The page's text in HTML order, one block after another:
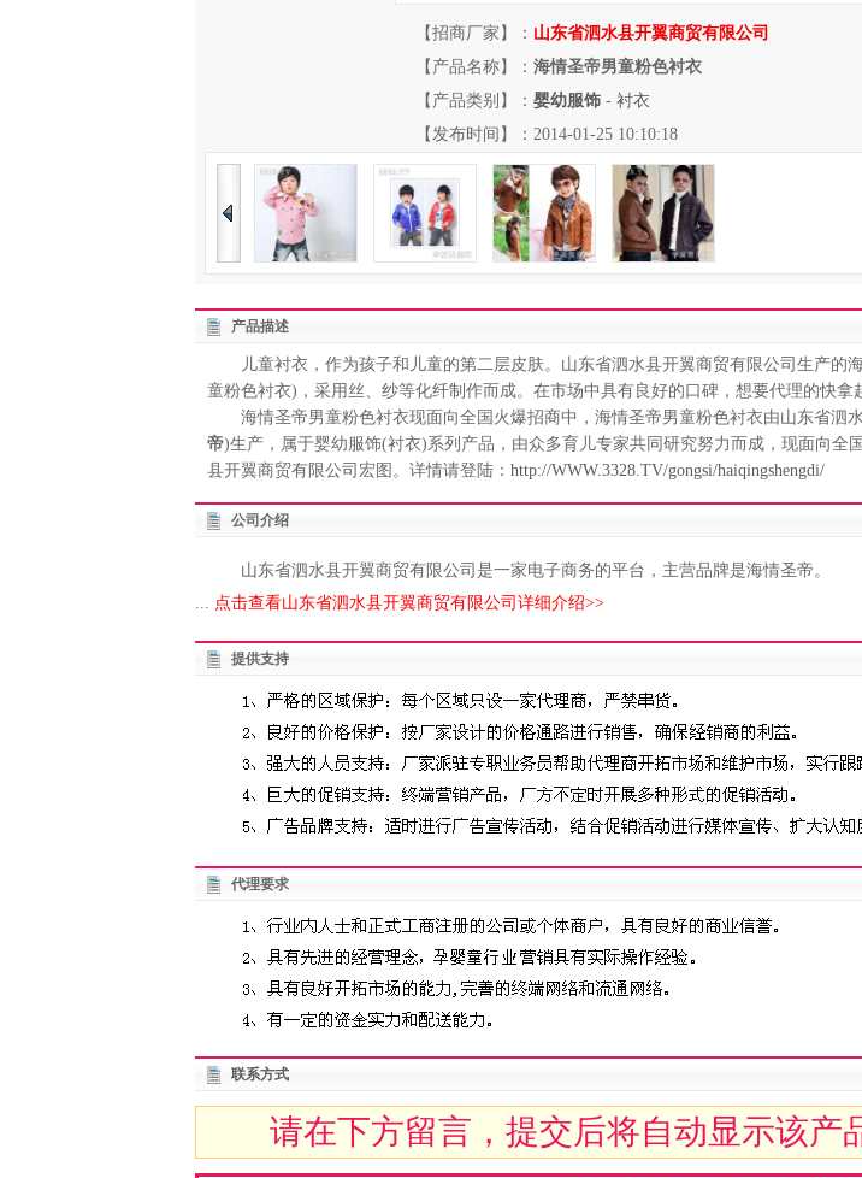
【招商厂家】： 山东省泗水县开翼商贸有限公司
【产品名称】： 海情圣帝男童粉色衬衣
【产品类别】： 婴幼服饰 - 衬衣
【发布时间】：2014-01-25 10:10:18
产品描述
儿童衬衣，作为孩子和儿童的第二层皮肤。山东省泗水县开翼商贸有限公司生产的
童粉色衬衣)，采用丝、纱等化纤制作而成。在市场中具有良好的口碑，想要代理的快拿
海情圣帝男童粉色衬衣现面向全国火爆招商中，海情圣帝男童粉色衬衣由山东省泗
帝)生产，属于婴幼服饰(衬衣)系列产品，由众多育儿专家共同研究努力而成，现面向全
县开翼商贸有限公司宏图。详情请登陆： http://WWW.3328.TV/gongsi/haiqingshengdi/
公司介绍
山东省泗水县开翼商贸有限公司是一家电子商务的平台，主营品牌是海情圣帝。
... 点击查看山东省泗水县开翼商贸有限公司详细介绍>>
提供支持
代理要求
联系方式
请在下方留言，提交后将自动显示该产